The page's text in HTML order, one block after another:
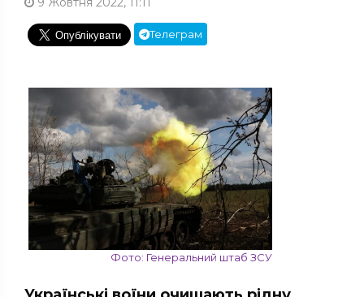
Телеграм
Фото: Генеральний штаб ЗСУ